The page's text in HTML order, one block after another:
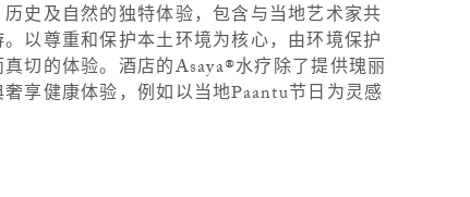
史及自然的独特体验，包含与当地艺术家共
以尊重和保护本土环境为核心，由环境保护
切的体验。酒店的Asaya®水疗除了提供瑰丽
享健康体验，例如以当地Paantu节日为灵感